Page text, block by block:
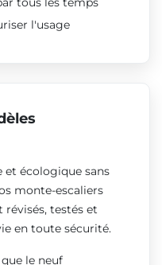
l'usage
et écologique sans
monte-escaliers
testés et
en toute sécurité.
le neuf